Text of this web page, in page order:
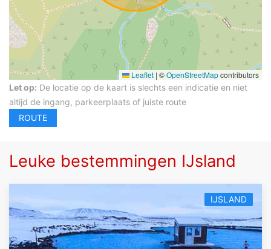
Leaflet | ©OpenStreetMapcontributors
Let op: De locatie op de kaart is slechts een indicatie en niet
altijd de ingang, parkeerplaats of juiste route
Leuke bestemmingen IJsland
IJSLAND